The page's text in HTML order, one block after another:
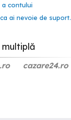
a contului
ai nevoie de suport.
cazare24.ro